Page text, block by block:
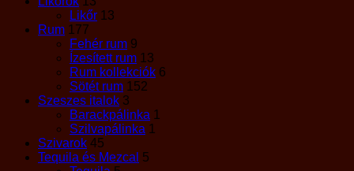
Likőr 13
Rum 177
Fehér rum 9
Ízesített rum 13
Rum kollekciók 6
Sötét rum 152
Szeszes italok 3
Barackpálinka 1
Szilvapálinka 1
Szivarok 45
Tequila és Mezcal 5